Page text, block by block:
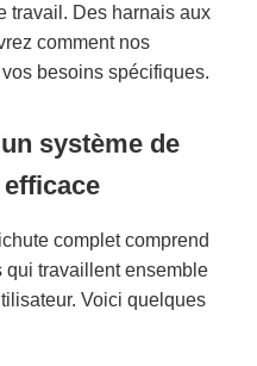
travail. Des harnais aux
comment nos
besoins spécifiques.
système de
complet comprend
qui travaillent ensemble
Voici quelques